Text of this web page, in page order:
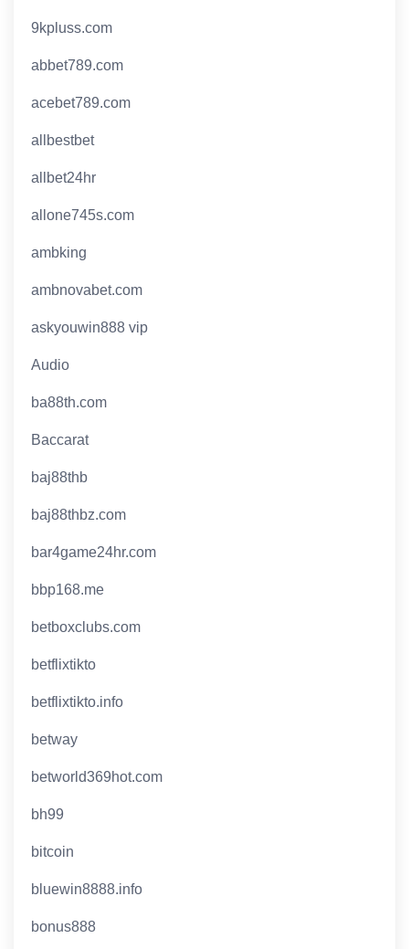
9kpluss.com
abbet789.com
acebet789.com
allbestbet
allbet24hr
allone745s.com
ambking
ambnovabet.com
askyouwin888 vip
Audio
ba88th.com
Baccarat
baj88thb
baj88thbz.com
bar4game24hr.com
bbp168.me
betboxclubs.com
betflixtikto
betflixtikto.info
betway
betworld369hot.com
bh99
bitcoin
bluewin8888.info
bonus888